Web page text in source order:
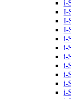
i-
I-
I-
I-
i-
i-
i-
i-
i-
i-
i-